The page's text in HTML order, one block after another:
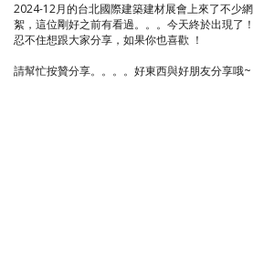
2024-12月的台北國際建築建材展會上來了不少
絮，這位剛好之前有看過。。。今天終於出現了！
忍不住想跟大家分享，如果你也喜歡 ！
請幫忙按贊分享。。。。好東西與好朋友分享哦~